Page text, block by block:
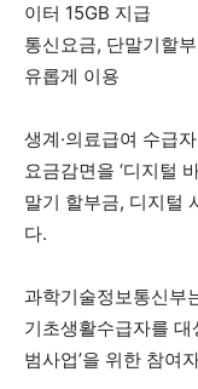
이터 15GB 지급
통신요금, 단말기할
유롭게 이용
생계·의료급여 수급
요금감면을 ‘디지털
말기 할부금, 디지털
다.
과학기술정보통신부
기초생활수급자를 대
범사업’을 위한 참여